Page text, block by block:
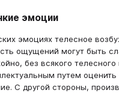
эмоции
эмоциях телесное
ощущений могут быть
без всякого
путем
С другой стороны,